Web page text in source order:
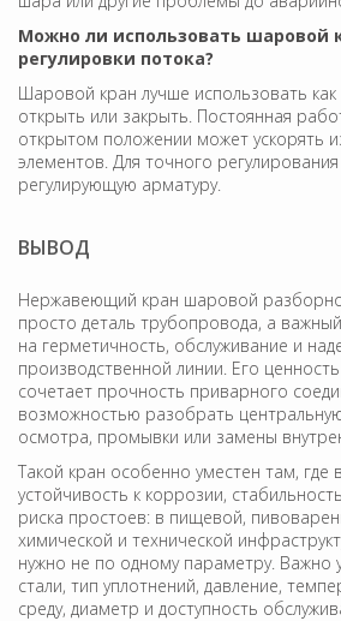
Можно ли использовать шаровой
регулировки потока?
Шаровой кран лучше использовать
открыть или закрыть. Постоянная
открытом положении может ускорять
элементов. Для точного
регулирующую арматуру.
ВЫВОД
Нержавеющий кран шаровой
просто деталь трубопровода, а
на герметичность, обслуживание и
производственной линии. Его
сочетает прочность приварного
возможностью разобрать
осмотра, промывки или замены
Такой кран особенно уместен там, где
устойчивость к коррозии,
риска простоев: в пищевой,
химической и технической
нужно не по одному параметру. Важно
стали, тип уплотнений, давление,
среду, диаметр и доступность